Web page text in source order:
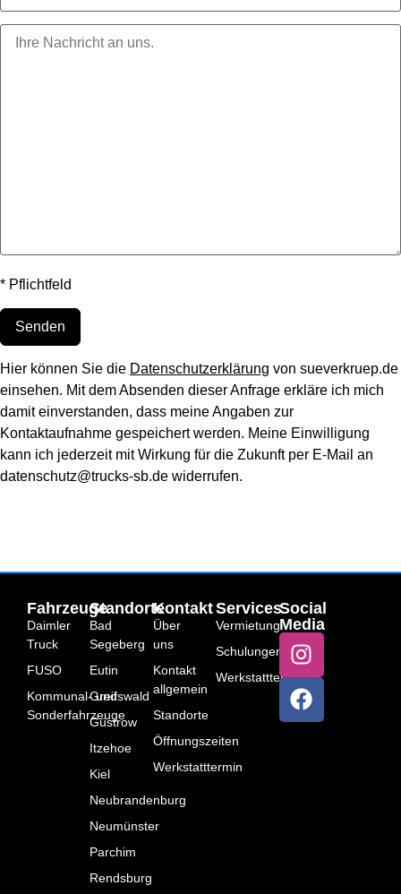
* Pflichtfeld
Hier können Sie die Datenschutzerklärung von sueverkruep.de
einsehen. Mit dem Absenden dieser Anfrage erkläre ich mich
damit einverstanden, dass meine Angaben zur
Kontaktaufnahme gespeichert werden. Meine Einwilligung
kann ich jederzeit mit Wirkung für die Zukunft per E-Mail an
datenschutz@trucks-sb.de widerrufen.
Fahrzeuge
Daimler
Truck
FUSO
Kommunal- und
Sonderfahrzeuge
Standorte
Bad
Segeberg
Eutin
Greifswald
Güstrow
Itzehoe
Kiel
Neubrandenburg
Neumünster
Parchim
Rendsburg
Kontakt
Über
uns
Kontakt
allgemein
Standorte
Öffnungszeiten
Werkstatttermin
Services
Vermietung
Schulungen
Werkstatttermin
Social
Media